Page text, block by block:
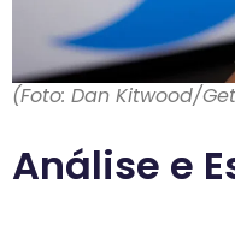
(Foto: Dan Kitwood/
Análise e